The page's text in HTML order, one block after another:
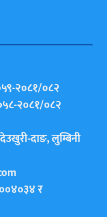
२०८१/०८२
२०८१/०८२
दाङ, लुम्बिनी
र